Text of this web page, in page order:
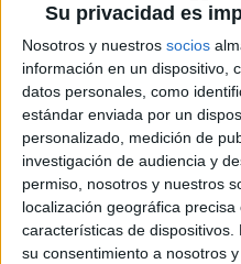
Su privacidad es
Nosotros y nuestros socios
información en un dispositivo,
datos personales, como
estándar enviada por un
personalizado, medición de
investigación de audiencia y
permiso, nosotros y nuestros
localización geográfica
características de
su consentimiento a nosotros
Rallyes
WRC
S-CER
ERC
CERA